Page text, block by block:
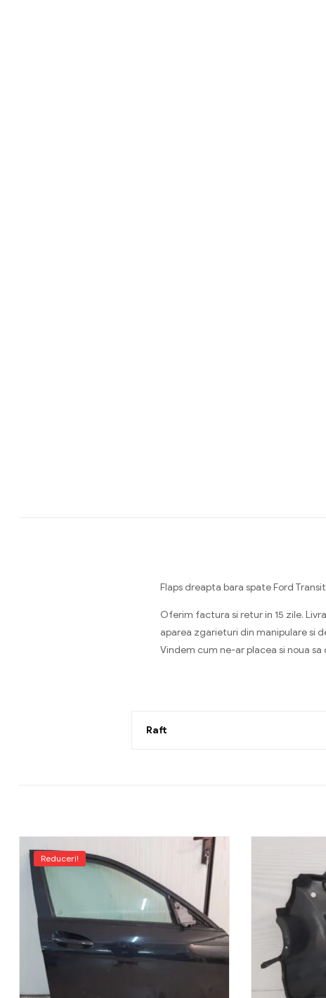
Flaps dreapta bara spate Ford
Oferim factura si retur in 15 zile.
aparea zgarieturi din manipulare si
Vindem cum ne-ar placea si noua sa
Raft
Reduceri!